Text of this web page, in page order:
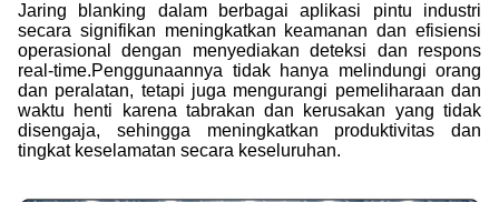
Jaring blanking dalam berbagai aplikasi pintu industri
secara signifikan meningkatkan keamanan dan efisiensi
operasional dengan menyediakan deteksi dan respons
real-time.Penggunaannya tidak hanya melindungi orang
dan peralatan, tetapi juga mengurangi pemeliharaan dan
waktu henti karena tabrakan dan kerusakan yang tidak
disengaja, sehingga meningkatkan produktivitas dan
tingkat keselamatan secara keseluruhan.